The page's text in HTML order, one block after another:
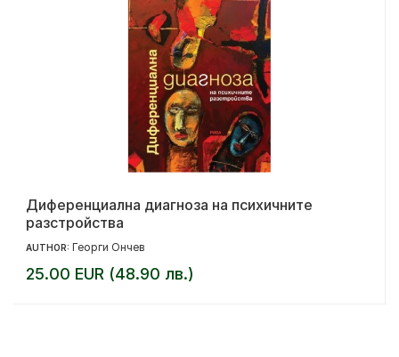
Диференциална диагноза на психичните
разстройства
AUTHOR: Георги Ончев
25.00 EUR (48.90 лв.)